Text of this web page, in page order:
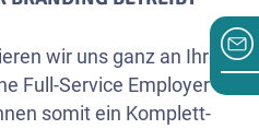
wir uns ganz an Ihren
Full-Service Employer
somit ein Komplett-